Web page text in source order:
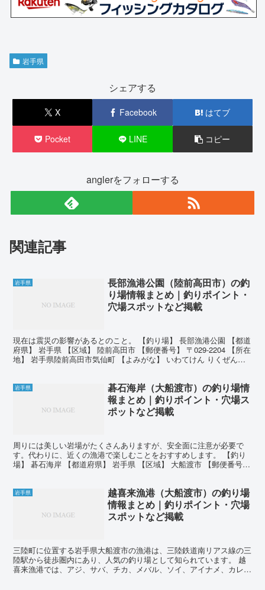
岩手県
シェアする
X Facebook はてブ
Pocket LINE コピー
anglerをフォローする
関連記事
岩手県
長部漁港公園（陸前高田市）の釣
り場情報まとめ｜釣りポイント・
穴場スポットなど掲載
現在は震災の影響があるとのこと。 【釣り場】 長部漁港公園 【都道
府県】 岩手県 【区域】 陸前高田市 【郵便番号】 〒029-2204 【所在
地】 岩手県陸前高田市気仙町 【よみがな】 いわてけん りくぜんた
岩手県
碁石海岸（大船渡市）の釣り場情
報まとめ｜釣りポイント・穴場ス
ポットなど掲載
周りには美しい岩場がたくさんありますが、安全面に注意が必要で
す。代わりに、近くの漁港で楽しむことをおすすめします。 【釣り
場】 碁石海岸 【都道府県】 岩手県 【区域】 大船渡市 【郵便番号】
岩手県
越喜来漁港（大船渡市）の釣り場
情報まとめ｜釣りポイント・穴場
スポットなど掲載
三陸町に位置する岩手県大船渡市の漁港は、三陸鉄道南リアス線の三
陸駅から徒歩圏内にあり、人気の釣り場として知られています。 越
喜来漁港では、アジ、サバ、チカ、メバル、ソイ、アイナメ、カレ